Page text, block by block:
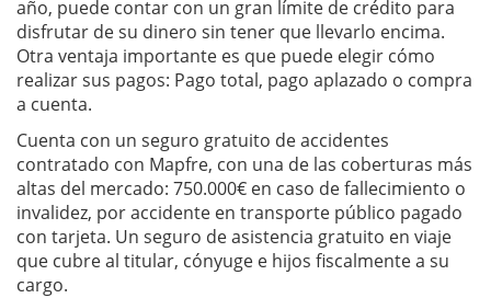
año, puede contar con un gran límite de crédito para
disfrutar de su dinero sin tener que llevarlo encima.
Otra ventaja importante es que puede elegir cómo
realizar sus pagos: Pago total, pago aplazado o compra
a cuenta.
Cuenta con un seguro gratuito de accidentes
contratado con Mapfre, con una de las coberturas más
altas del mercado: 750.000€ en caso de fallecimiento o
invalidez, por accidente en transporte público pagado
con tarjeta. Un seguro de asistencia gratuito en viaje
que cubre al titular, cónyuge e hijos fiscalmente a su
cargo.